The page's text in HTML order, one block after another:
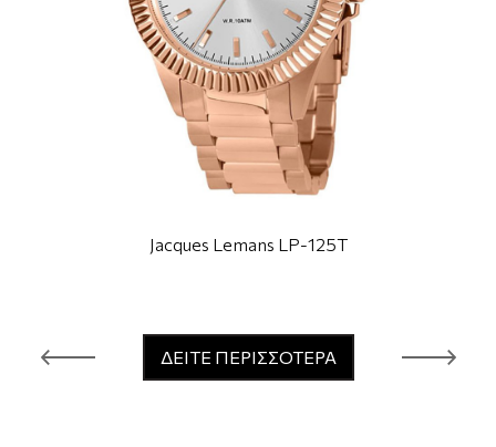
Jacques Lemans LP-125T
ΔΕΙΤΕ ΠΕΡΙΣΣΟΤΕΡΑ